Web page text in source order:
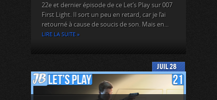
22e et dernier épisode de ce Let’s Play sur 007
First Light. Il sort un peu en retard, car je l’ai
retourné à cause de soucis de son. Mais en...
LIRE LA SUITE »
28
JUIL